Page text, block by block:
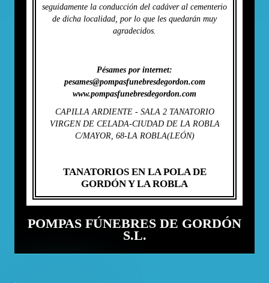
seguidamente la conducción del cadáver al cementerio
de dicha localidad, por lo que les quedarán muy
agradecidos.
Pésames por internet:
pesames@pompasfunebresdegordon.com
www.pompasfunebresdegordon.com
CAPILLA ARDIENTE - SALA 2 TANATORIO
VIRGEN DE CELADA-CIUDAD DE LA ROBLA
C/MAYOR, 68-LA ROBLA(LEÓN)
TANATORIOS EN LA POLA DE
GORDÓN Y LA ROBLA
POMPAS FÚNEBRES DE GORDÓN
S.L.